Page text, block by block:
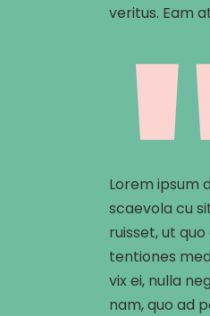
veritus. Eam
Lorem ipsum
scaevola cu
ruisset, ut
tentiones
vix ei, nulla
nam, quo ad